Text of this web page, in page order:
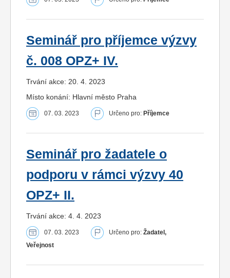
Seminář pro příjemce výzvy
č. 008 OPZ+ IV.
Trvání akce: 20. 4. 2023
Místo konání: Hlavní město Praha
07. 03. 2023 Určeno pro: Příjemce
Seminář pro žadatele o
podporu v rámci výzvy 40
OPZ+ II.
Trvání akce: 4. 4. 2023
07. 03. 2023 Určeno pro: Žadatel,
Veřejnost